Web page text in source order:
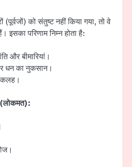
(पूर्वजों) को संतुष्ट नहीं किया गया, तो वे
इसका परिणाम निम्न होता है:
और बीमारियां।
धन का नुकसान।
कलह।
(लोकमत):